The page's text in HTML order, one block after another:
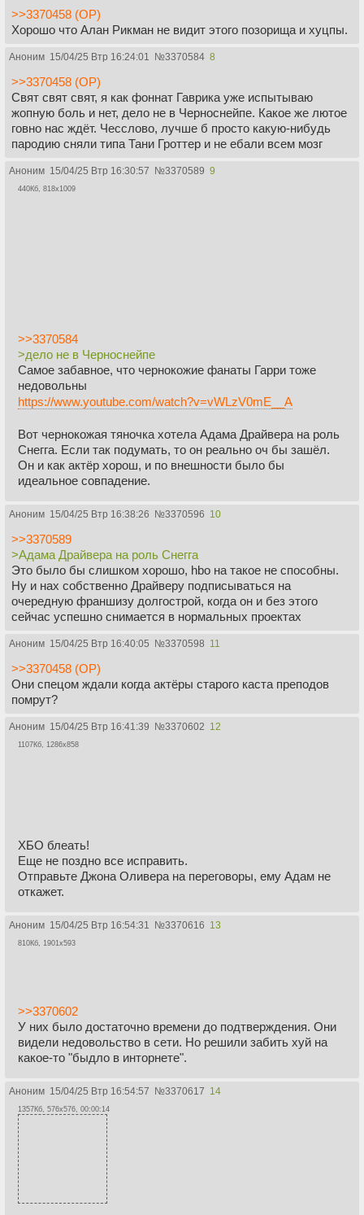
>>3370458 (OP)
Хорошо что Алан Рикман не видит этого позорища и хуцпы.
Аноним 15/04/25 Втр 16:24:01 №3370584 8
>>3370458 (OP)
Свят свят свят, я как фоннат Гаврика уже испытываю
жопную боль и нет, дело не в Черноснейпе. Какое же лютое
говно нас ждёт. Чесслово, лучше б просто какую-нибудь
пародию сняли типа Тани Гроттер и не ебали всем мозг
Аноним 15/04/25 Втр 16:30:57 №3370589 9
440Кб, 818x1009
>>3370584
>дело не в Черноснейпе
Самое забавное, что чернокожие фанаты Гарри тоже
недовольны
https://www.youtube.com/watch?v=vWLzV0mE__A
Вот чернокожая тяночка хотела Адама Драйвера на роль
Снегга. Если так подумать, то он реально оч бы зашёл.
Он и как актёр хорош, и по внешности было бы
идеальное совпадение.
Аноним 15/04/25 Втр 16:38:26 №3370596 10
>>3370589
>Адама Драйвера на роль Снегга
Это было бы слишком хорошо, hbo на такое не способны.
Ну и нах собственно Драйверу подписываться на
очередную франшизу долгострой, когда он и без этого
сейчас успешно снимается в нормальных проектах
Аноним 15/04/25 Втр 16:40:05 №3370598 11
>>3370458 (OP)
Они спецом ждали когда актёры старого каста преподов
помрут?
Аноним 15/04/25 Втр 16:41:39 №3370602 12
1107Кб, 1286x858
ХБО блеать!
Еще не поздно все исправить.
Отправьте Джона Оливера на переговоры, ему Адам не
откажет.
Аноним 15/04/25 Втр 16:54:31 №3370616 13
810Кб, 1901x593
>>3370602
У них было достаточно времени до подтверждения. Они
видели недовольство в сети. Но решили забить хуй на
какое-то "быдло в инторнете".
Аноним 15/04/25 Втр 16:54:57 №3370617 14
1357Кб, 576x576, 00:00:14